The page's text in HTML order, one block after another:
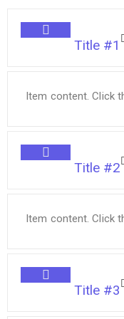
Title #1
Item content. Click
Title #2
Item content. Click
Title #3